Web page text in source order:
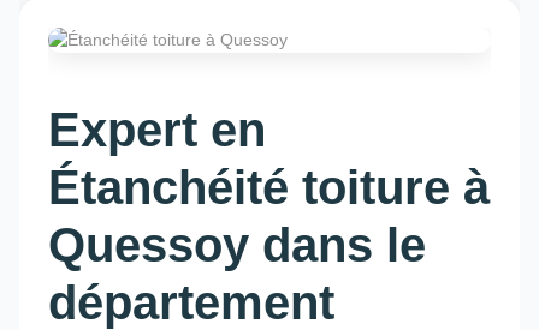
Expert en
Étanchéité toiture à
Quessoy dans le
département